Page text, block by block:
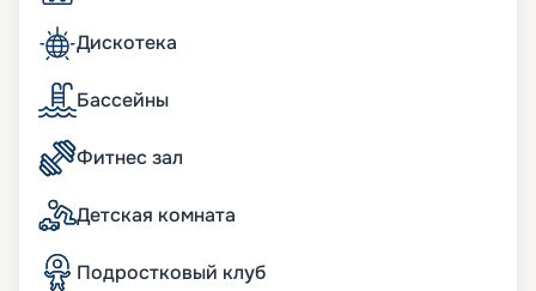
гардеробные с туалетным столиком.
бесплатный Wi-Fi;
информационно-развлекательная система,
включая Smart TV, легкое подключение к
персональным гаджетам;
телефон с голосовой почтой;
беспроводная зарядная станция на
прикроватных тумбочках;
система индивидуального климат-контроля;
24 часа в сутки консьерж-служба;
24 часа в сутки обслуживание номеров «in-suite
Дискотека
Бассейны
Фитнес зал
Детская комната
Подростковый клуб